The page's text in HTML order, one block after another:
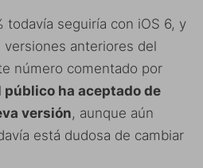
todavía seguiría con iOS 6, y
anteriores del
número comentado por
público ha aceptado de
versión, aunque aún
está dudosa de cambiar